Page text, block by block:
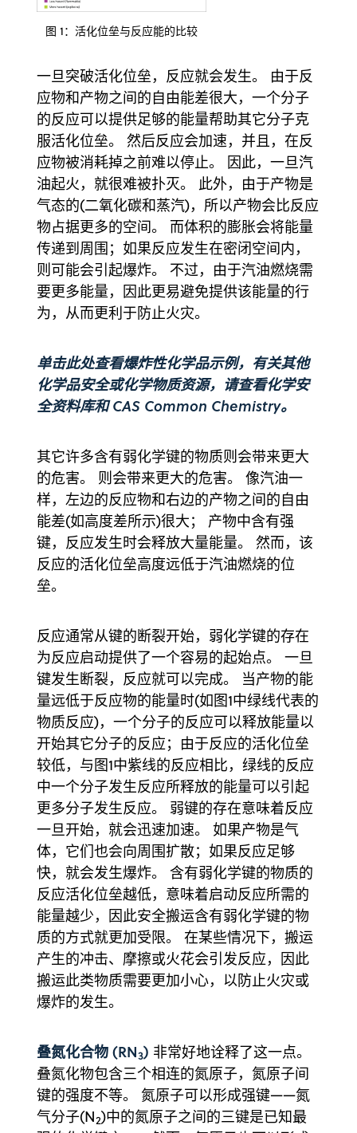
图 1：活化位垒与反应能的比较
一旦突破活化位垒，反应就会发生。 由于反
应物和产物之间的自由能差很大，一个分子
的反应可以提供足够的能量帮助其它分子克
服活化位垒。 然后反应会加速，并且，在反
应物被消耗掉之前难以停止。 因此，一旦汽
油起火，就很难被扑灭。 此外，由于产物是
气态的(二氧化碳和蒸汽)，所以产物会比反应
物占据更多的空间。 而体积的膨胀会将能量
传递到周围；如果反应发生在密闭空间内，
则可能会引起爆炸。 不过，由于汽油燃烧需
要更多能量，因此更易避免提供该能量的行
为，从而更利于防止火灾。
单击此处查看爆炸性化学品示例，有关其他
化学品安全或化学物质资源，请查看化学安
全资料库和CAS Common Chemistry。
其它许多含有弱化学键的物质则会带来更大
的危害。 则会带来更大的危害。 像汽油一
样，左边的反应物和右边的产物之间的自由
能差(如高度差所示)很大； 产物中含有强
键，反应发生时会释放大量能量。 然而，该
反应的活化位垒高度远低于汽油燃烧的位
垒。
反应通常从键的断裂开始，弱化学键的存在
为反应启动提供了一个容易的起始点。 一旦
键发生断裂，反应就可以完成。 当产物的能
量远低于反应物的能量时(如图1中绿线代表的
物质反应)，一个分子的反应可以释放能量以
开始其它分子的反应；由于反应的活化位垒
较低，与图1中紫线的反应相比，绿线的反应
中一个分子发生反应所释放的能量可以引起
更多分子发生反应。 弱键的存在意味着反应
一旦开始，就会迅速加速。 如果产物是气
体，它们也会向周围扩散；如果反应足够
快，就会发生爆炸。 含有弱化学键的物质的
反应活化位垒越低，意味着启动反应所需的
能量越少，因此安全搬运含有弱化学键的物
质的方式就更加受限。 在某些情况下，搬运
产生的冲击、摩擦或火花会引发反应，因此
搬运此类物质需要更加小心，以防止火灾或
爆炸的发生。
叠氮化合物 (RN3) 非常好地诠释了这一点。
叠氮化物包含三个相连的氮原子，氮原子间
键的强度不等。 氮原子可以形成强键——氮
气分子(N2)中的氮原子之间的三键是已知最